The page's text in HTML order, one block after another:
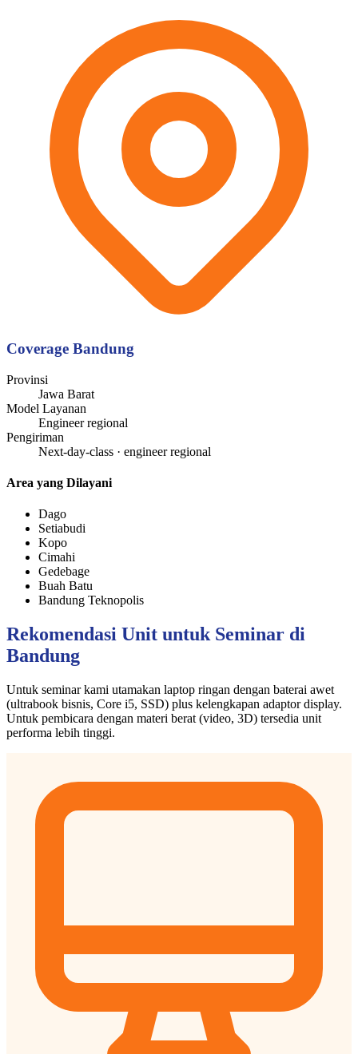
Coverage Bandung
Provinsi
Jawa Barat
Model Layanan
Engineer regional
Pengiriman
Next-day-class · engineer regional
Area yang Dilayani
Dago
Setiabudi
Kopo
Cimahi
Gedebage
Buah Batu
Bandung Teknopolis
Rekomendasi Unit untuk Seminar di
Bandung
Untuk seminar kami utamakan laptop ringan dengan baterai awet
(ultrabook bisnis, Core i5, SSD) plus kelengkapan adaptor display.
Untuk pembicara dengan materi berat (video, 3D) tersedia unit
performa lebih tinggi.